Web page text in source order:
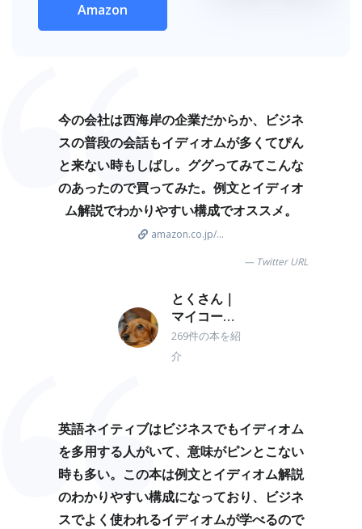
Amazon
今の会社は西海岸の企業だからか、ビジネ
スの普段の会話もイディオムが多くてぴん
と来ない時もしばし。ググってみてこんな
のあったので買ってみた。例文とイディオ
ム解説でわかりやすい構成でオススメ。
amazon.co.jp/...
Twitter URL
とくさん｜
マイコーピ
ング
269件の本を紹
介
英語ネイティブはビジネスでもイディオム
を多用する人がいて、意味がピンとこない
時も多い。この本は例文とイディオム解説
のわかりやすい構成になっており、ビジネ
スでよく使われるイディオムが学べるので